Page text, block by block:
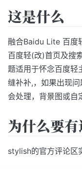
这是什么
融合Baidu Lite 百
百度轻(改)首页及搜
题适用于怀念百度轻
缝补补,，如果出现
会处理，背景图或自
为什么要有
stylish的官方评论区